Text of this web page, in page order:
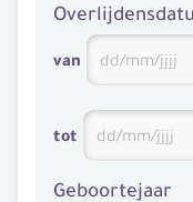
van
tot
Geboortejaar